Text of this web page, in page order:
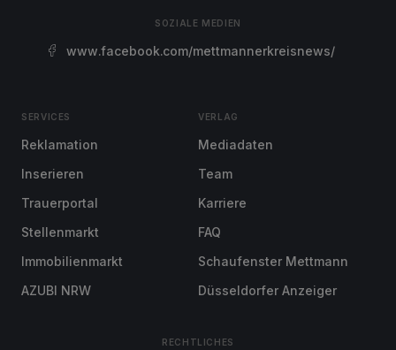
SOZIALE MEDIEN
www.facebook.com/mettmannerkreisnews/
SERVICES
Reklamation
Inserieren
Trauerportal
Stellenmarkt
Immobilienmarkt
AZUBI NRW
VERLAG
Mediadaten
Team
Karriere
FAQ
Schaufenster Mettmann
Düsseldorfer Anzeiger
RECHTLICHES